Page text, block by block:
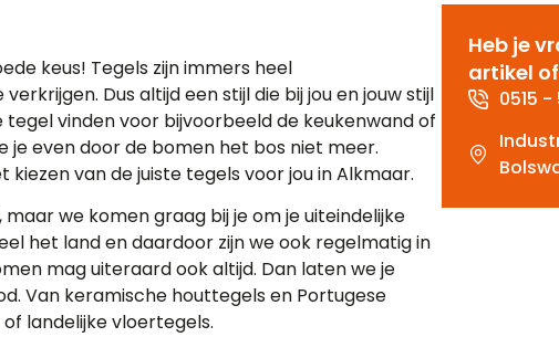
keus! Tegels zijn immers heel
Dus altijd een stijl die bij jou en jouw stijl
vinden voor bijvoorbeeld de keukenwand of
je even door de bomen het bos niet meer.
van de juiste tegels voor jou in Alkmaar.
we komen graag bij je om je uiteindelijke
het land en daardoor zijn we ook regelmatig in
mag uiteraard ook altijd. Dan laten we je
Van keramische houttegels en Portugese
landelijke vloertegels.
Heb je
artikel
0515